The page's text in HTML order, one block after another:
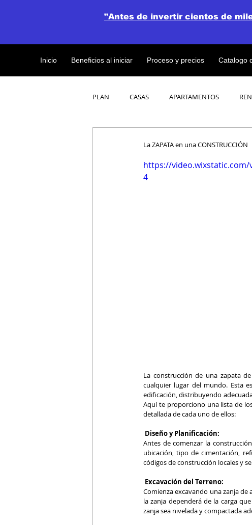
Inicio Beneficios al iniciar Proceso y precios Catalogo
"Antes de invertir cientos de
PLAN CASAS APARTAMENTOS
OBRAS DE CONSTRUCCION
La ZAPATA en una CONSTRUCCIÓN
https://video.wixstatic.com/
4
La construcción de una zapata
cualquier lugar del mundo. Esta
edificación, distribuyendo
Aquí te proporciono una lista de
detallada de cada uno de ellos:
Diseño y Planificación:
Antes de comenzar la
ubicación, tipo de cimentación,
códigos de construcción locales y
Excavación del Terreno:
Comienza excavando una zanja
la zanja dependerá de la carga
zanja sea nivelada y compactada